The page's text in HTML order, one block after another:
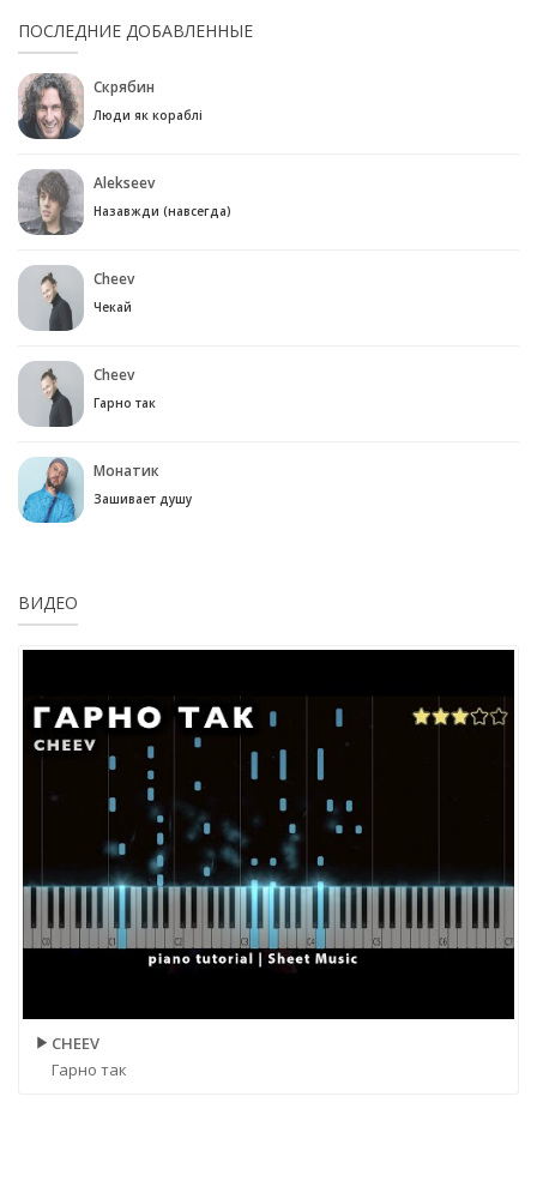
ПОСЛЕДНИЕ ДОБАВЛЕННЫЕ
Скрябин
Люди як кораблі
Alekseev
Назавжди (навсегда)
Cheev
Чекай
Cheev
Гарно так
Монатик
Зашивает душу
ВИДЕО
CHEEV
Гарно так